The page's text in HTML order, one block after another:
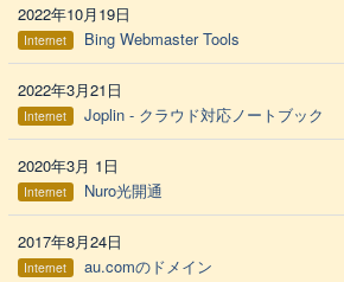
2022年10月19日
Internet Bing Webmaster Tools
2022年3月21日
Internet Joplin - クラウド対応ノートブック
2020年3月 1日
Internet Nuro光開通
2017年8月24日
Internet au.comのドメイン